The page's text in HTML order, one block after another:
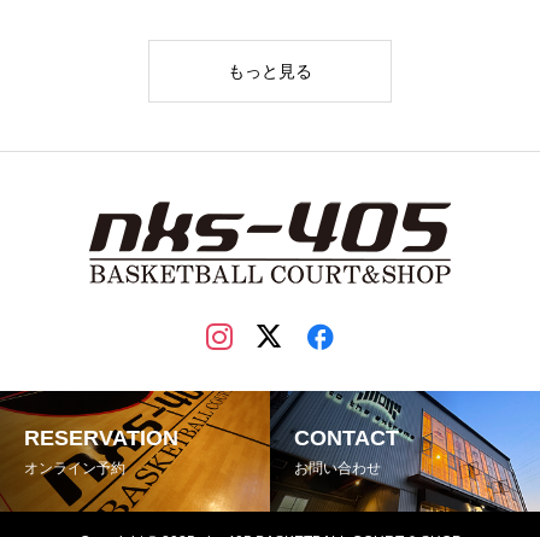
もっと見る
RESERVATION
オンライン予約
CONTACT
お問い合わせ